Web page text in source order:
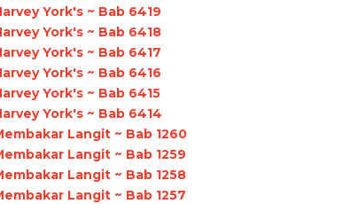
York's ~ Bab 6419
York's ~ Bab 6418
York's ~ Bab 6417
York's ~ Bab 6416
York's ~ Bab 6415
York's ~ Bab 6414
Langit ~ Bab 1260
Langit ~ Bab 1259
Langit ~ Bab 1258
Langit ~ Bab 1257